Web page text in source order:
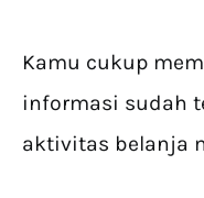
Kamu cukup
informasi sudah
aktivitas belanja